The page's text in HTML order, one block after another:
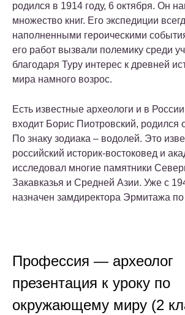
родился в 1914 году, 6 октября. Он
множество книг. Его экспедиции
наполненными героическими
его работ вызвали полемику среди
благодаря Туру интерес к древней
мира намного возрос.
Есть известные археологи и в
входит Борис Пиотровский, родился
По знаку зодиака – водолей. Это
российский историк-востоковед и
исследовал многие памятники
Закавказья и Средней Азии. Уже с
назначен замдиректора Эрмитажа по
Профессия — археолог
презентация к уроку по
окружающему миру (2